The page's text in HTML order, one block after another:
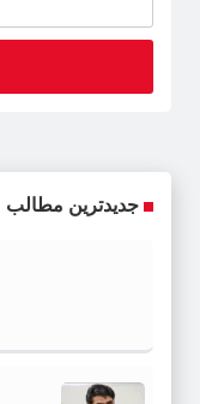
جدیدترین مطالب